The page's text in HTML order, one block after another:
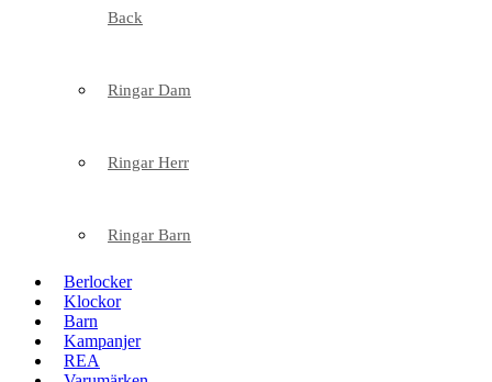
Back
Ringar Dam
Ringar Herr
Ringar Barn
Berlocker
Klockor
Barn
Kampanjer
REA